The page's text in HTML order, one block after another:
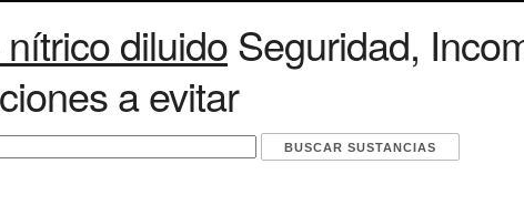
diluidoSeguridad,
a evitar